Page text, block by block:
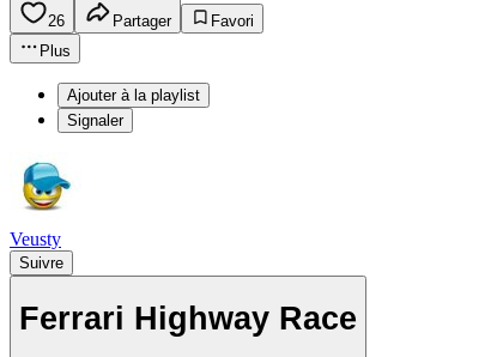
26 Partager
Favori
Plus
Ajouter à la playlist
Signaler
Veusty
Suivre
Ferrari Highway Race